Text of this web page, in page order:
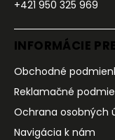
+421 950 325 969
INFORMÁCIE
Obchodné
Reklamačné
Ochrana osobných
Navigácia k nám